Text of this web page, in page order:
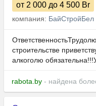
от 2 000 до 4 500 Br
компания: БайСтройБел
строительстве
алкоголю
rabota.by - найдена